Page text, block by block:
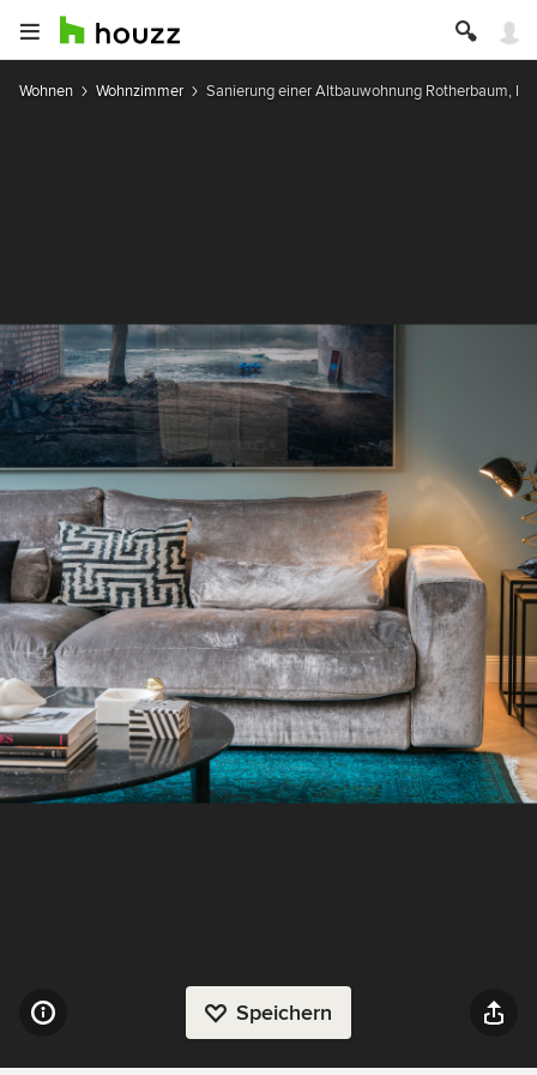
Wohnen Wohnzimmer Sanierung einer Altbauwohnung Rotherbaum,
Speichern